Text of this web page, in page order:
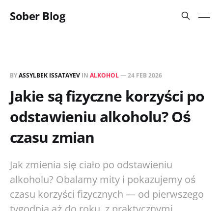
Sober Blog
BYASSYLBEK ISSATAYEV IN ALKOHOL—24 FEB 2026
Jakie są fizyczne korzyści po
odstawieniu alkoholu? Oś
czasu zmian
Jak zmienia się ciało po odstawieniu
alkoholu? Obalamy mity i pokazujemy oś
czasu korzyści fizycznych — od pierwszego